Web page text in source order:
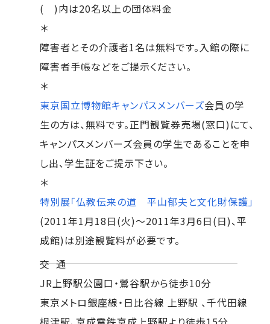
( )内は20名以上の団体料金
＊
障害者とその介護者1名は無料です。入館の際に
障害者手帳などをご提示ください。
＊
東京国立博物館キャンパスメンバーズ会員の学
生の方は、無料です。正門観覧券売場(窓口)にて、
キャンパスメンバーズ会員の学生であることを申
し出、学生証をご提示下さい。
＊
特別展「仏教伝来の道 平山郁夫と文化財保護」
(2011年1月18日(火)～2011年3月6日(日)、平
成館)は別途観覧料が必要です。
交 通
JR上野駅公園口・鶯谷駅から徒歩10分
東京メトロ銀座線・日比谷線 上野駅 、千代田線